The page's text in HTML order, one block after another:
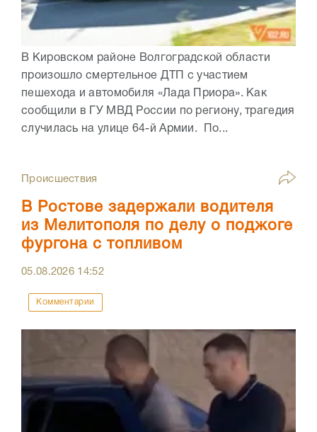
В Кировском районе Волгоградской области
произошло смертельное ДТП с участием
пешехода и автомобиля «Лада Приора». Как
сообщили в ГУ МВД России по региону, трагедия
случилась на улице 64-й Армии. По...
Происшествия
В Ростове задержали водителя
из Мелитополя по делу о поджоге
фургона с топливом
05.08.2026 14:52
Комментарии